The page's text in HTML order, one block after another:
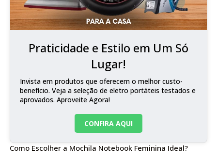
Praticidade e Estilo em Um Só
Lugar!
Invista em produtos que oferecem o melhor custo-
benefício. Veja a seleção de eletro portáteis testados e
aprovados. Aproveite Agora!
CONFIRA AQUI
Como Escolher a Mochila Notebook Feminina Ideal?